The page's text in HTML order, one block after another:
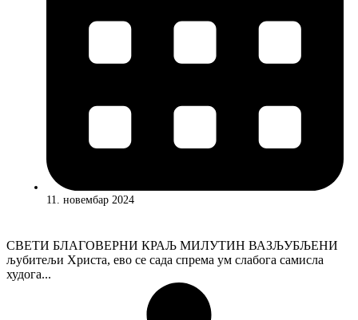
11. новембар 2024
СВЕТИ БЛАГОВЕРНИ КРАЉ МИЛУТИН ВАЗЉУБЉЕНИ
љубитељи Христа, ево се сада спрема ум слабога самисла
худога...